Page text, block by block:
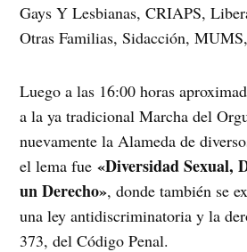
Gays Y Lesbianas, CRIAPS,
Otras Familias, Sidacción,
Luego a las 16:00 horas
a la ya tradicional Marcha del
nuevamente la Alameda de
el lema fue«Diversidad Sexual,
un Derecho», donde también se
una ley antidiscriminatoria y la
373, del Código Penal.